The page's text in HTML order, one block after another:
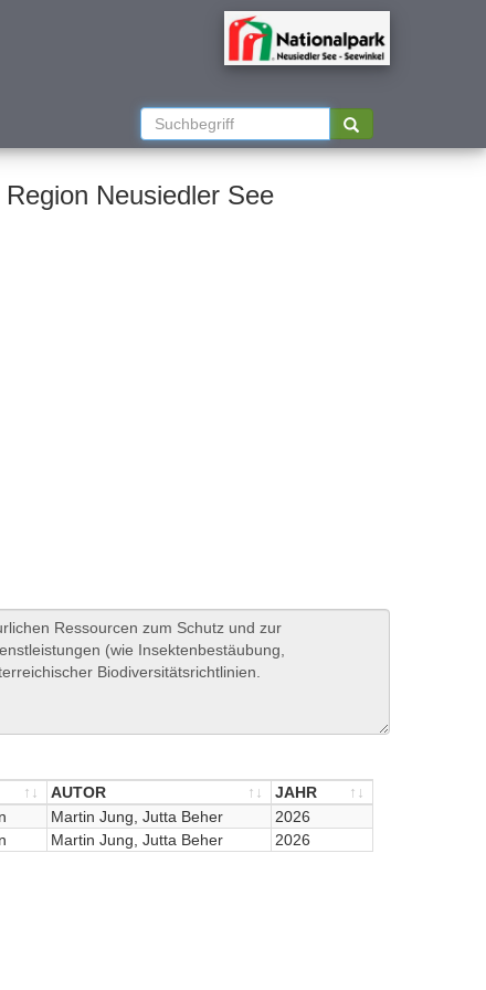
Neusiedler See
AUTOR
JAHR
AUTOR JAHR
Martin Jung, Jutta Beher
2026
Martin Jung, Jutta Beher 2026